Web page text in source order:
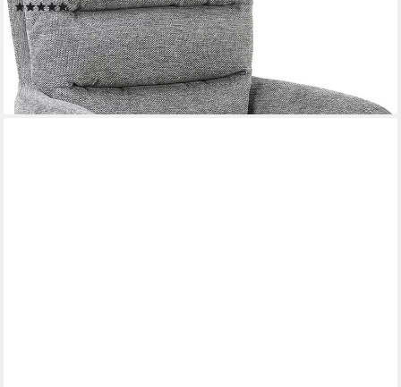
(3)
ab 179,99 € UVP299,99 €
-40%
lieferbar - in 4-5 Werktagen bei dir